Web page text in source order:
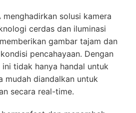
menghadirkan solusi kamera
cerdas dan iluminasi
gambar tajam dan
pencahayaan. Dengan
ini tidak hanya handal untuk
mudah diandalkan untuk
secara real-time.